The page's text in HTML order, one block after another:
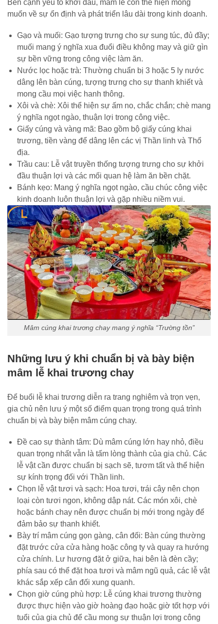
Bên cạnh yếu tố khởi đầu, mâm lễ còn thể hiện mong
muốn về sự ổn định và phát triển lâu dài trong kinh doanh.
Gạo và muối: Gạo tượng trưng cho sự sung túc, đủ đầy;
muối mang ý nghĩa xua đuổi điều không may và giữ gìn
sự bền vững trong công việc làm ăn.
Nước lọc hoặc trà: Thường chuẩn bị 3 hoặc 5 ly nước
dâng lên bàn cúng, tượng trưng cho sự thanh khiết và
mong cầu mọi việc hanh thông.
Xôi và chè: Xôi thể hiện sự ấm no, chắc chắn; chè mang
ý nghĩa ngọt ngào, thuận lợi trong công việc.
Giấy cúng và vàng mã: Bao gồm bộ giấy cúng khai
trương, tiền vàng để dâng lên các vị Thần linh và Thổ
địa.
Trầu cau: Lễ vật truyền thống tượng trưng cho sự khởi
đầu thuận lợi và các mối quan hệ làm ăn bền chặt.
Bánh kẹo: Mang ý nghĩa ngọt ngào, cầu chúc công việc
kinh doanh luôn thuận lợi và gặp nhiều niềm vui.
Mâm cúng khai trương chay mang ý nghĩa “Trường tồn”
Những lưu ý khi chuẩn bị và bày biện
mâm lễ khai trương chay
Để buổi lễ khai trương diễn ra trang nghiêm và trọn vẹn,
gia chủ nên lưu ý một số điểm quan trọng trong quá trình
chuẩn bị và bày biện mâm cúng chay.
Đề cao sự thành tâm: Dù mâm cúng lớn hay nhỏ, điều
quan trọng nhất vẫn là tấm lòng thành của gia chủ. Các
lễ vật cần được chuẩn bị sạch sẽ, tươm tất và thể hiện
sự kính trọng đối với Thần linh.
Chọn lễ vật tươi và sạch: Hoa tươi, trái cây nên chọn
loại còn tươi ngon, không dập nát. Các món xôi, chè
hoặc bánh chay nên được chuẩn bị mới trong ngày để
đảm bảo sự thanh khiết.
Bày trí mâm cúng gọn gàng, cân đối: Bàn cúng thường
đặt trước cửa cửa hàng hoặc công ty và quay ra hướng
cửa chính. Lư hương đặt ở giữa, hai bên là đèn cầy;
phía sau có thể đặt hoa tươi và mâm ngũ quả, các lễ vật
khác sắp xếp cân đối xung quanh.
Chọn giờ cúng phù hợp: Lễ cúng khai trương thường
được thực hiện vào giờ hoàng đạo hoặc giờ tốt hợp với
tuổi của gia chủ để cầu mong sự thuận lợi trong công